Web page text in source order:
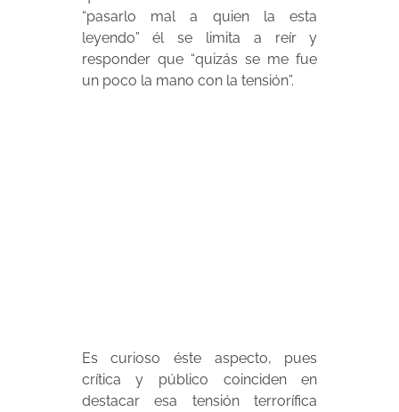
“pasarlo mal a quien la esta
leyendo” él se limita a reír y
responder que “quizás se me fue
un poco la mano con la tensión”.
Es curioso éste aspecto, pues
crítica y público coinciden en
destacar esa tensión terrorífica